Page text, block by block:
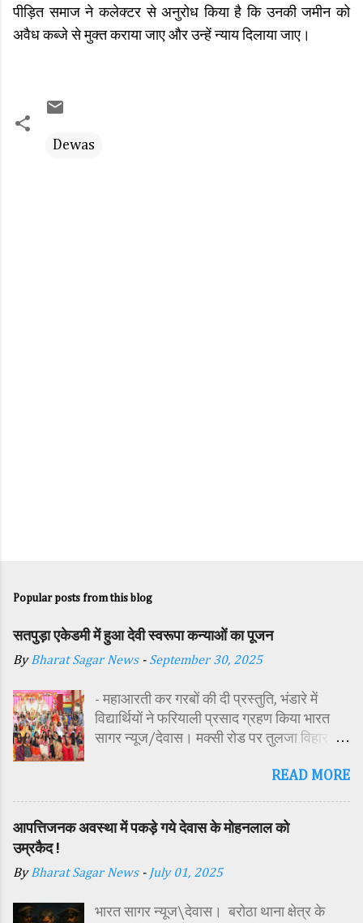
पीड़ित समाज ने कलेक्टर से अनुरोध किया है कि उनकी जमीन को
अवैध कब्जे से मुक्त कराया जाए और उन्हें न्याय दिलाया जाए।
Dewas
Popular posts from this blog
सतपुड़ा एकेडमी में हुआ देवी स्वरूपा कन्याओं का पूजन
ByBharat Sagar News - September 30, 2025
- महाआरती कर गरबों की दी प्रस्तुति, भंडारे में
विद्यार्थियों ने फरियाली प्रसाद ग्रहण किया भारत
सागर न्यूज/देवास। मक्सी रोड पर तुलजा विहार
पावन अवसर पर कन्या पूजन एवं गरबा महोत्सव का
परिसर में तोरण, रंगोली से आकर्षक साज-सज्जा की
गई। सर्वप्रथम मुख्य अतिथि महिला बाल विकास
विशिष्ट अतिथि शासकीय पॉलिटेक्निक कॉलेज
अध्यक्ष एवं भाजपा जिला अध्यक्ष रायसिंह सेंधव,
READ MORE
आपत्तिजनक अवस्था में पकड़े गये देवास के मोहनलाल को
उम्रकैद !
ByBharat Sagar News - July 01, 2025
भारत सागर न्यूज\देवास। बरोठा थाना क्षेत्र के